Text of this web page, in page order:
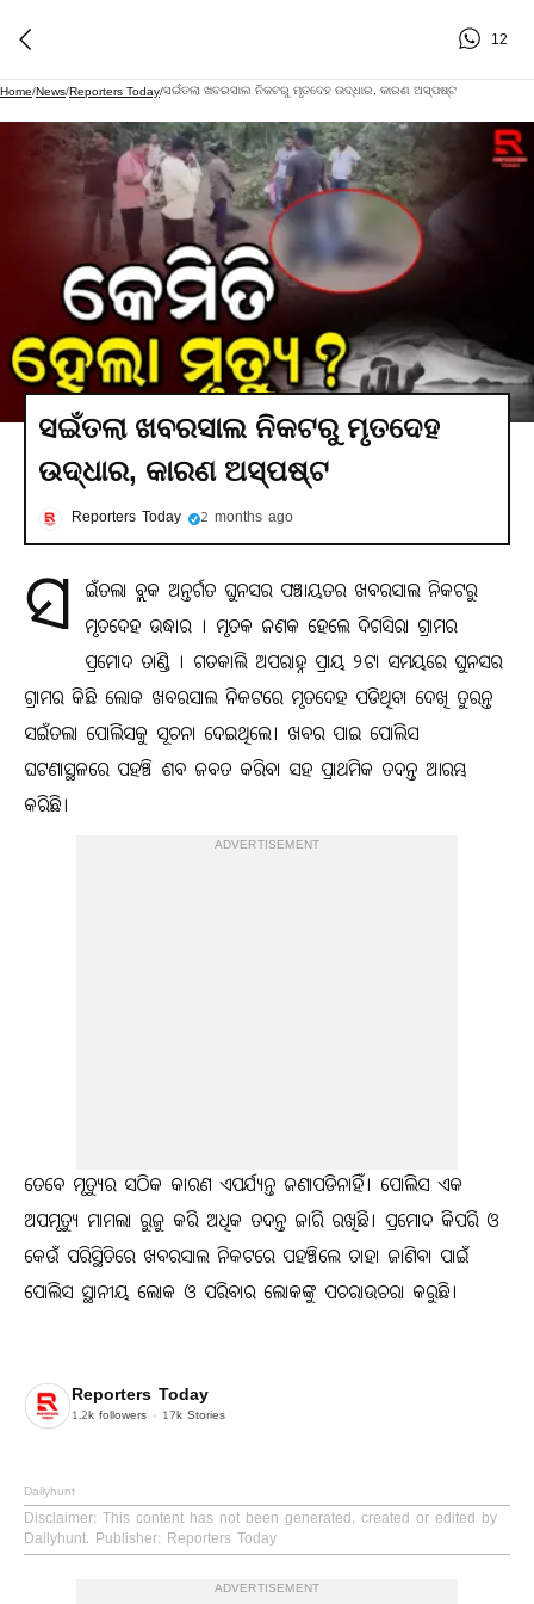
12
Home/News/Reporters Today/ସଇଁତଲା ଖବରସାଲ ନିକଟରୁ ମୃତଦେହ ଉଦ୍ଧାର, କାରଣ ଅସ୍ପଷ୍ଟ
ସଇଁତଲା ଖବରସାଲ ନିକଟରୁ ମୃତଦେହ
ଉଦ୍ଧାର, କାରଣ ଅସ୍ପଷ୍ଟ
Reporters Today 2 months ago
ସ
ଇଁତଲା ବ୍ଲକ ଅନ୍ତର୍ଗତ ଘୁନସର ପଞ୍ଚାୟତର ଖବରସାଲ ନିକଟରୁ
ମୃତଦେହ ଉଦ୍ଧାର । ମୃତକ ଜଣକ ହେଲେ ଦିଗସିରା ଗ୍ରାମର
ପ୍ରମୋଦ ତାଣ୍ଡି । ଗତକାଲି ଅପରାହ୍ନ ପ୍ରାୟ ୨ଟା ସମୟରେ ଘୁନସର
ଗ୍ରାମର କିଛି ଲୋକ ଖବରସାଲ ନିକଟରେ ମୃତଦେହ ପଡିଥିବା ଦେଖି ତୁରନ୍ତ
ସଇଁତଲା ପୋଲିସକୁ ସୂଚନା ଦେଇଥିଲେ। ଖବର ପାଇ ପୋଲିସ
ଘଟଣାସ୍ଥଳରେ ପହଞ୍ଚି ଶବ ଜବତ କରିବା ସହ ପ୍ରାଥମିକ ତଦନ୍ତ ଆରମ୍ଭ
କରିଛି।
ADVERTISEMENT
ତେବେ ମୃତ୍ୟୁର ସଠିକ କାରଣ ଏପର୍ଯ୍ୟନ୍ତ ଜଣାପଡିନାହିଁ। ପୋଲିସ ଏକ
ଅପମୃତ୍ୟୁ ମାମଲା ରୁଜୁ କରି ଅଧିକ ତଦନ୍ତ ଜାରି ରଖିଛି। ପ୍ରମୋଦ କିପରି ଓ
କେଉଁ ପରିସ୍ଥିତିରେ ଖବରସାଲ ନିକଟରେ ପହଞ୍ଚିଲେ ତାହା ଜାଣିବା ପାଇଁ
ପୋଲିସ ସ୍ଥାନୀୟ ଲୋକ ଓ ପରିବାର ଲୋକଙ୍କୁ ପଚରାଉଚରା କରୁଛି।
Reporters Today
1.2k followers 17k Stories
Dailyhunt
Disclaimer: This content has not been generated, created or edited by
Dailyhunt. Publisher: Reporters Today
ADVERTISEMENT